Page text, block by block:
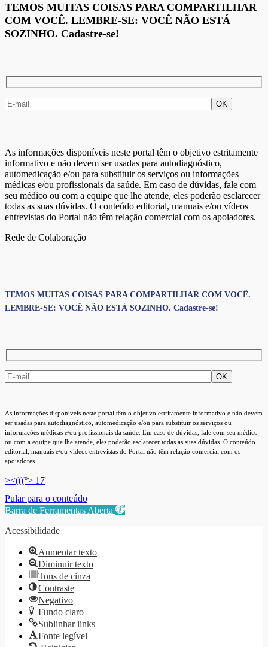
TEMOS MUITAS COISAS PARA COMPARTILHAR
COM VOCÊ. LEMBRE-SE: VOCÊ NÃO ESTÁ
SOZINHO. Cadastre-se!
As informações disponíveis neste portal têm o objetivo estritamente
informativo e não devem ser usadas para autodiagnóstico,
automedicação e/ou para substituir os serviços ou informações
médicas e/ou profissionais da saúde. Em caso de dúvidas, fale com
seu médico ou com a equipe que lhe atende, eles poderão esclarecer
todas as suas dúvidas. O conteúdo editorial, manuais e/ou vídeos
entrevistas do Portal não têm relação comercial com os apoiadores.
Rede de Colaboração
TEMOS MUITAS COISAS PARA COMPARTILHAR COM VOCÊ.
LEMBRE-SE: VOCÊ NÃO ESTÁ SOZINHO. Cadastre-se!
As informações disponíveis neste portal têm o objetivo estritamente informativo e não devem
ser usadas para autodiagnóstico, automedicação e/ou para substituir os serviços ou
informações médicas e/ou profissionais da saúde. Em caso de dúvidas, fale com seu médico
ou com a equipe que lhe atende, eles poderão esclarecer todas as suas dúvidas. O conteúdo
editorial, manuais e/ou vídeos entrevistas do Portal não têm relação comercial com os
apoiadores.
><(((º> 17
Pular para o conteúdo
Barra de Ferramentas Aberta
Acessibilidade
Aumentar texto
Diminuir texto
Tons de cinza
Contraste
Negativo
Fundo claro
Sublinhar links
Fonte legível